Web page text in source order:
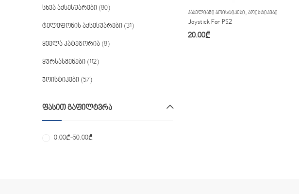
ᲙᲐᲑᲔᲚᲘᲐᲜᲘ ᲯᲝᲘᲡᲢᲘᲙᲔᲑᲘ, ᲯᲝᲘᲡᲢᲘᲙᲔᲑᲘ
Joystick For PS2
20.00₾
სხვა აქსესუარები (80)
ტელეფონის აქსესუარები (31)
ყველა კატეგორია (8)
ყურსასმენები (112)
ჯოისტიკები (57)
ᲤᲐᲡᲘᲗ ᲒᲐᲤᲘᲚᲢᲕᲠᲐ
0.00₾-50.00₾